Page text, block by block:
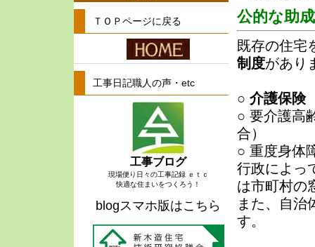
ＴＯＰページに戻る
工事日記職人の声・etc
工事ブログ
現場便り日々の工事記録 ｅｔｃ
快適な住まいをつくろう！
blogスマホ版はこちら
公的な助
既存の住宅
制度があり
○ 介護保
○ 要介護高
合）
○ 重度身
行政によっ
は市町村
また、自治
す。